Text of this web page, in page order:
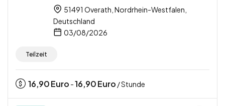
51491 Overath, Nordrhein-Westfalen,
Deutschland
03/08/2026
Teilzeit
16,90Euro -16,90Euro / Stunde